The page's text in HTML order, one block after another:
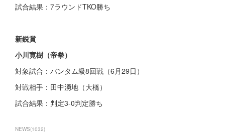
試合結果：7ラウンドTKO勝ち
新鋭賞
小川寛樹（帝拳）
対象試合：バンタム級8回戦（6月29日）
対戦相手：田中湧地（大橋）
試合結果：判定3-0判定勝ち
NEWS(1032)